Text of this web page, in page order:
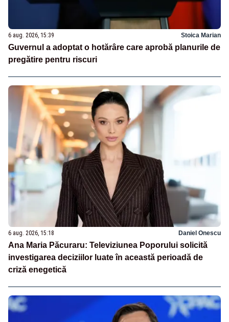
6 aug. 2026, 15:39 Stoica Marian
Guvernul a adoptat o hotărâre care aprobă planurile de
pregătire pentru riscuri
6 aug. 2026, 15:18 Daniel Onescu
Ana Maria Păcuraru: Televiziunea Poporului solicită
investigarea deciziilor luate în această perioadă de
criză enegetică